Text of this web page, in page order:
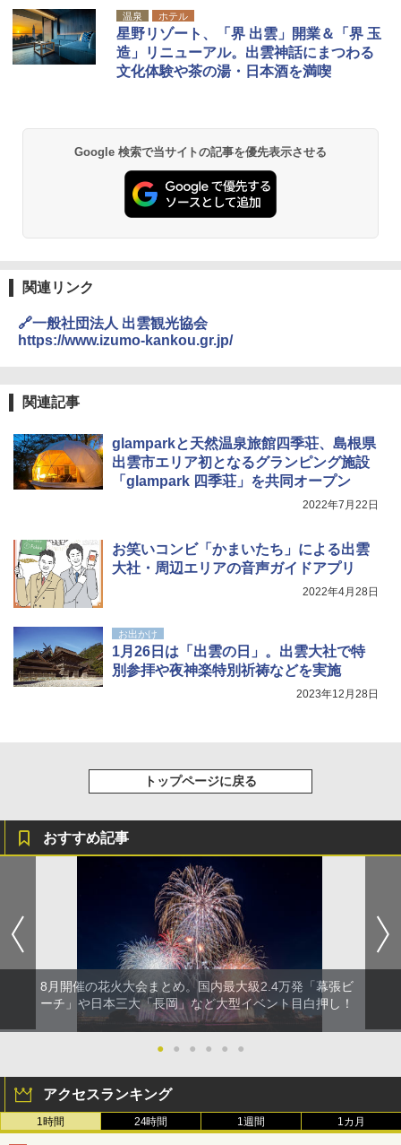
[キャンパーズコレクション 山善] ポップアッ
プテント 傘みたいに広げて畳める パッとサ
ッとサンシェード キューブ フルクローズ メ
ッシュ 簡単設置 ワンタッチテント キャンプ
&ハイキング カーキ PATC-150(KH)
PYKES PEAK (パイクスピーク) 着替えテン
ト プライバシー テント 【中が透けない】 1
人用 折りたたみ 防災グッズ 災害用トイレ ビ
ーチ ピクニック ポップアップテント 携帯 簡
易 トイレテント (グレー)
テント ワンタッチ RENEW 幅200 2-3人用 43
500002(88859)
ーティング フルクローズ メッシュ 3-4人用
簡単設置 ポップアップテント エクルベージ
ュ(BC仕様) PATC-150B(EB)
[キャンパーズコレクション 山善] 傘みたいに
広げるだけ パッとサッとテント キューブワ
イド ブラックコーティング フルクローズ メ
￥-
熊撃退スプレー 熊よけスプレー 熊スプレー
【日本企業販売】超強力クマ対策スプレー 30
0ml（連続噴射30秒）110ml（連続噴射15
秒）射程5～10m 安全ロック搭載 携帯収納袋
付き ヒグマ・イノシシ対策 自治体・教育機
￥3,680
GRANDOOR ステンレス保冷剤 2個セット 2
026リニューアル 急速冷凍 空間倍増 衛生的
BUNDOK(バンドック)ソロ ドーム 1 EX BDK
-08EX カーキ ソロキャンプ ポリエステル フ
レーム ドーム型 テント
ラソル ガーデン サイトシート付 折りたたみ
防水 UVカット 4段階高さ調整 軽量 収納袋付
き
ポインターライト 強力 小型 緑色/赤色/青紫色
USB充電式 高精度 超長距離照射 長時間使用
可能 安全ロック付き 高安全性 金属製耐久 コ
￥1,180
温泉 ホテル
星野リゾート、「界 出雲」開業＆「界 玉
造」リニューアル。出雲神話にまつわる
文化体験や茶の湯・日本酒を満喫
Google 検索で当サイトの記事を優先表示させる
関連リンク
🔗一般社団法人 出雲観光協会
https://www.izumo-kankou.gr.jp/
関連記事
glamparkと天然温泉旅館四季荘、島根県
出雲市エリア初となるグランピング施設
「glampark 四季荘」を共同オープン
2022年7月22日
お笑いコンビ「かまいたち」による出雲
大社・周辺エリアの音声ガイドアプリ
2022年4月28日
お出かけ
1月26日は「出雲の日」。出雲大社で特
別参拝や夜神楽特別祈祷などを実施
2023年12月28日
トップページに戻る
おすすめ記事
8月開催の花火大会まとめ。国内最大級2.4万発「幕張ビ
ーチ」や日本三大「長岡」など大型イベント目白押し！
● ● ● ● ● ●
アクセスランキング
1時間 24時間 1週間 1カ月